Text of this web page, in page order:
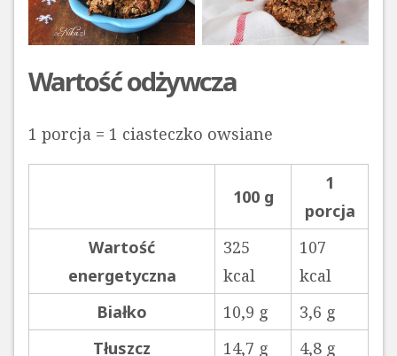
Wartość odżywcza
1 porcja = 1 ciasteczko owsiane
100 g
1
porcja
Wartość
energetyczna
325
kcal
107
kcal
Białko
10,9 g
3,6 g
Tłuszcz
14,7 g 4,8 g